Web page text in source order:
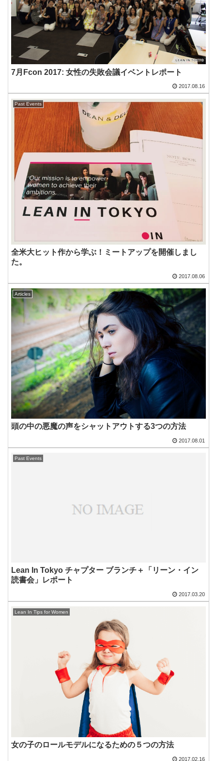
7月Fcon 2017: 女性の失敗会議イベントレポート
2017.08.16
Past Events
全米大ヒット作から学ぶ！ミートアップを開催しまし
た。
2017.08.06
Articles
頭の中の悪魔の声をシャットアウトする3つの方法
2017.08.01
Past Events
Lean In Tokyo チャプター ブランチ＋「リーン・イン
読書会」レポート
2017.03.20
Lean In Tips for Women
女の子のロールモデルになるための５つの方法
2017.02.16